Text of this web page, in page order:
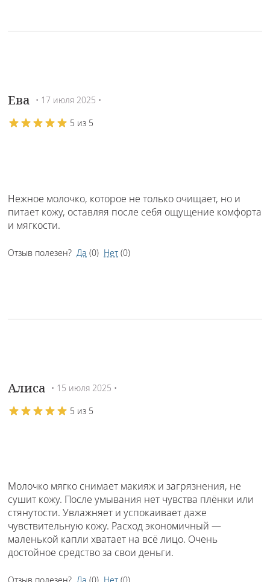
Ева • 17 июля 2025 •
5 из 5
Отзыв полезен?Да (0) Нет (0)
Нежное молочко, которое не только очищает, но и
питает кожу, оставляя после себя ощущение комфорта
и мягкости.
Алиса • 15 июля 2025 •
5 из 5
Молочко мягко снимает макияж и загрязнения, не
сушит кожу. После умывания нет чувства плёнки или
стянутости. Увлажняет и успокаивает даже
чувствительную кожу. Расход экономичный —
маленькой капли хватает на всё лицо. Очень
достойное средство за свои деньги.